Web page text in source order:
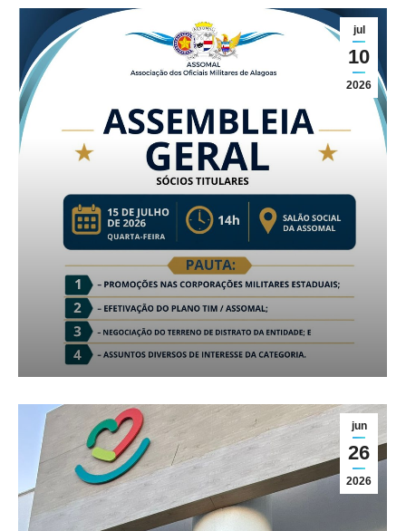
jul
10
2026
jun
26
2026